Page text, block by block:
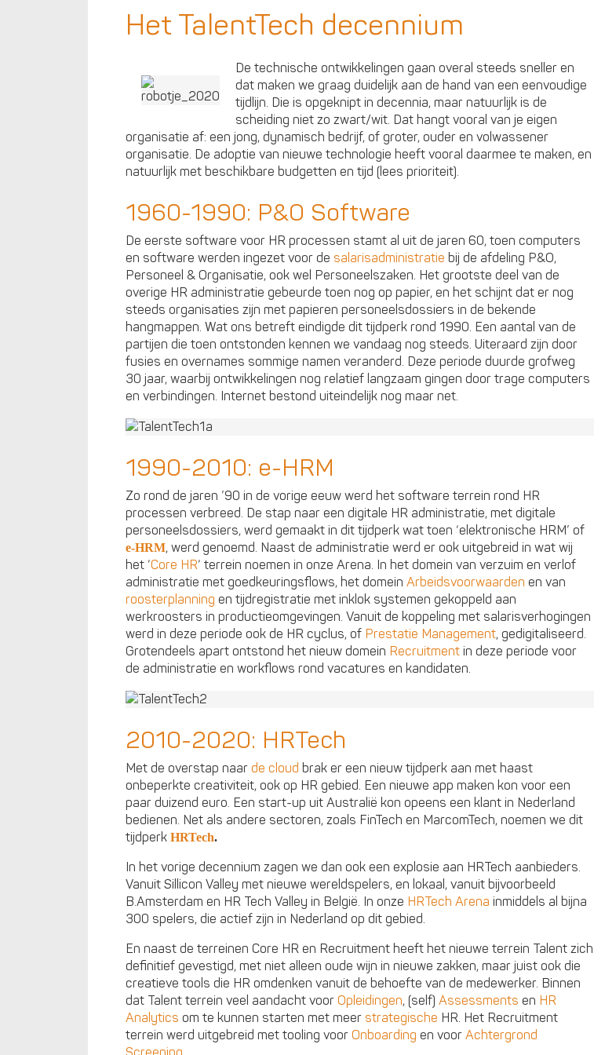
Het TalentTech decennium
De technische ontwikkelingen gaan overal steeds sneller en
dat maken we graag duidelijk aan de hand van een eenvoudige
tijdlijn. Die is opgeknipt in decennia, maar natuurlijk is de
scheiding niet zo zwart/wit. Dat hangt vooral van je eigen
organisatie af: een jong, dynamisch bedrijf, of groter, ouder en volwassener
organisatie. De adoptie van nieuwe technologie heeft vooral daarmee te maken, en
natuurlijk met beschikbare budgetten en tijd (lees prioriteit).
1960-1990: P&O Software
De eerste software voor HR processen stamt al uit de jaren 60, toen computers
en software werden ingezet voor de salarisadministratie bij de afdeling P&O,
Personeel & Organisatie, ook wel Personeelszaken. Het grootste deel van de
overige HR administratie gebeurde toen nog op papier, en het schijnt dat er nog
steeds organisaties zijn met papieren personeelsdossiers in de bekende
hangmappen. Wat ons betreft eindigde dit tijdperk rond 1990. Een aantal van de
partijen die toen ontstonden kennen we vandaag nog steeds. Uiteraard zijn door
fusies en overnames sommige namen veranderd. Deze periode duurde grofweg
30 jaar, waarbij ontwikkelingen nog relatief langzaam gingen door trage computers
en verbindingen. Internet bestond uiteindelijk nog maar net.
1990-2010: e-HRM
Zo rond de jaren ’90 in de vorige eeuw werd het software terrein rond HR
processen verbreed. De stap naar een digitale HR administratie, met digitale
personeelsdossiers, werd gemaakt in dit tijdperk wat toen ‘elektronische HRM’ of
e-HRM, werd genoemd. Naast de administratie werd er ook uitgebreid in wat wij
het ‘Core HR‘ terrein noemen in onze Arena. In het domein van verzuim en verlof
administratie met goedkeuringsflows, het domein Arbeidsvoorwaarden en van
roosterplanning en tijdregistratie met inklok systemen gekoppeld aan
werkroosters in productieomgevingen. Vanuit de koppeling met salarisverhogingen
werd in deze periode ook de HR cyclus, of Prestatie Management, gedigitaliseerd.
Grotendeels apart ontstond het nieuw domein Recruitment in deze periode voor
de administratie en workflows rond vacatures en kandidaten.
2010-2020: HRTech
Met de overstap naar de cloud brak er een nieuw tijdperk aan met haast
onbeperkte creativiteit, ook op HR gebied. Een nieuwe app maken kon voor een
paar duizend euro. Een start-up uit Australië kon opeens een klant in Nederland
bedienen. Net als andere sectoren, zoals FinTech en MarcomTech, noemen we dit
tijdperk HRTech.
In het vorige decennium zagen we dan ook een explosie aan HRTech aanbieders.
Vanuit Sillicon Valley met nieuwe wereldspelers, en lokaal, vanuit bijvoorbeeld
B.Amsterdam en HR Tech Valley in België. In onze HRTech Arena inmiddels al bijna
300 spelers, die actief zijn in Nederland op dit gebied.
En naast de terreinen Core HR en Recruitment heeft het nieuwe terrein Talent zich
definitief gevestigd, met niet alleen oude wijn in nieuwe zakken, maar juist ook die
creatieve tools die HR omdenken vanuit de behoefte van de medewerker. Binnen
dat Talent terrein veel aandacht voor Opleidingen, (self) Assessments en HR
Analytics om te kunnen starten met meer strategische HR. Het Recruitment
terrein werd uitgebreid met tooling voor Onboarding en voor Achtergrond